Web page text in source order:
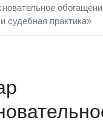
судебная практика»